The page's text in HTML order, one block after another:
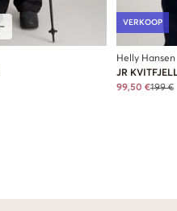
VERKOOP
Helly Hansen
JR
99,50 €199 €